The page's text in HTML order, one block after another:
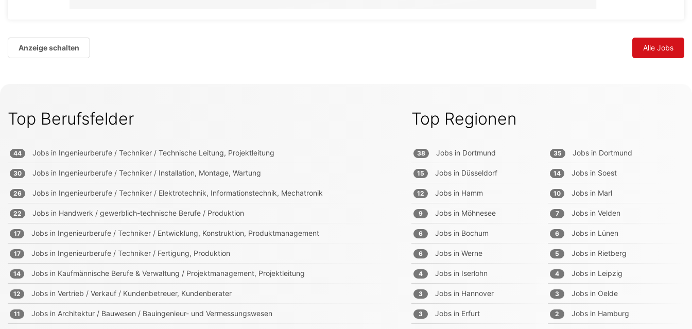
Anzeige schalten Alle Jobs
Top Berufsfelder
44 Jobs in Ingenieurberufe / Techniker / Technische Leitung, Projektleitung
30 Jobs in Ingenieurberufe / Techniker / Installation, Montage, Wartung
26 Jobs in Ingenieurberufe / Techniker / Elektrotechnik, Informationstechnik, Mechatronik
22 Jobs in Handwerk / gewerblich-technische Berufe / Produktion
17 Jobs in Ingenieurberufe / Techniker / Entwicklung, Konstruktion, Produktmanagement
17 Jobs in Ingenieurberufe / Techniker / Fertigung, Produktion
14 Jobs in Kaufmännische Berufe & Verwaltung / Projektmanagement, Projektleitung
12 Jobs in Vertrieb / Verkauf / Kundenbetreuer, Kundenberater
11 Jobs in Architektur / Bauwesen / Bauingenieur- und Vermessungswesen
Top Regionen
38 Jobs in Dortmund 35 Jobs in Dortmund
15 Jobs in Düsseldorf 14 Jobs in Soest
12 Jobs in Hamm 10 Jobs in Marl
9 Jobs in Möhnesee 7 Jobs in Velden
6 Jobs in Bochum 6 Jobs in Lünen
6 Jobs in Werne 5 Jobs in Rietberg
4 Jobs in Iserlohn 4 Jobs in Leipzig
3 Jobs in Hannover 3 Jobs in Oelde
3 Jobs in Erfurt 2 Jobs in Hamburg